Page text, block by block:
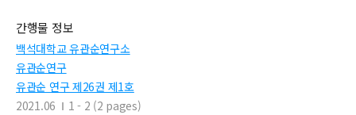
간행물 정보
백석대학교 유관순연구소
유관순연구
유관순 연구 제26권 제1호
2021.06
1 - 2 (2 pages)